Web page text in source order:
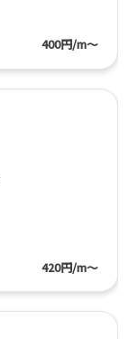
400円/m～
420円/m～